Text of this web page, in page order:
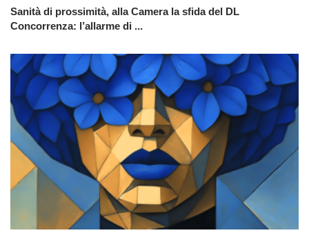
Sanità di prossimità, alla Camera la sfida del DL
Concorrenza: l’allarme di ...